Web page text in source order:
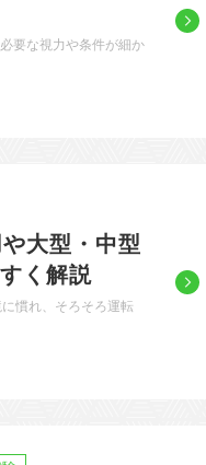
要な視力や条件が細か
大型・中型
く解説
慣れ、そろそろ運転